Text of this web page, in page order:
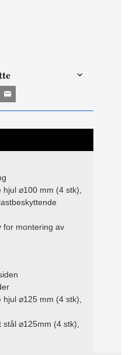
hjul ⌀100 mm (4 stk),
for montering av
⌀125 mm (4 stk),
⌀125mm (4 stk),